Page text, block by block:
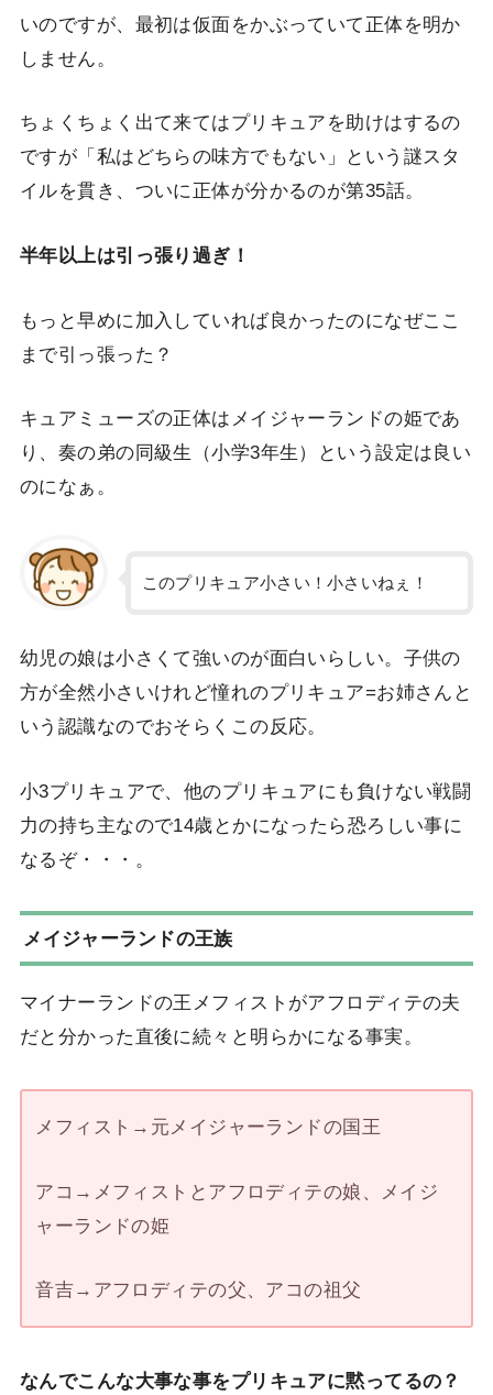
いのですが、最初は仮面をかぶっていて正体を明か
しません。
ちょくちょく出て来てはプリキュアを助けはするの
ですが「私はどちらの味方でもない」という謎スタ
イルを貫き、ついに正体が分かるのが第35話。
半年以上は引っ張り過ぎ！
もっと早めに加入していれば良かったのになぜここ
まで引っ張った？
キュアミューズの正体はメイジャーランドの姫であ
り、奏の弟の同級生（小学3年生）という設定は良い
のになぁ。
このプリキュア小さい！小さいねぇ！
幼児の娘は小さくて強いのが面白いらしい。子供の
方が全然小さいけれど憧れのプリキュア=お姉さんと
いう認識なのでおそらくこの反応。
小3プリキュアで、他のプリキュアにも負けない戦闘
力の持ち主なので14歳とかになったら恐ろしい事に
なるぞ・・・。
メイジャーランドの王族
マイナーランドの王メフィストがアフロディテの夫
だと分かった直後に続々と明らかになる事実。
メフィスト→元メイジャーランドの国王
アコ→メフィストとアフロディテの娘、メイジ
ャーランドの姫
音吉→アフロディテの父、アコの祖父
なんでこんな大事な事をプリキュアに黙ってるの？